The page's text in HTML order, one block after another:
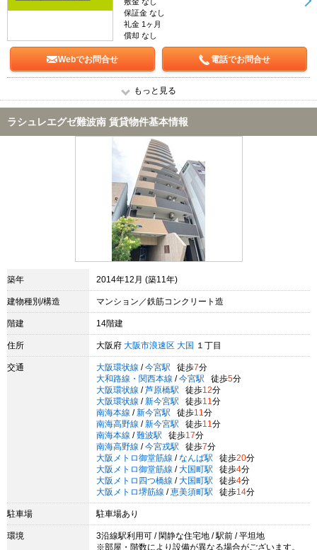
保証金 なし
礼金 1ヶ月
償却 なし
Webでお問合せ 電話でお問合せ
もっと見る
ラシュレエグゼ難波南 賃貸物件基本情報
築年 2014年12月 (築11年)
建物種別/構造 マンション／鉄筋コンクリート造
階建 14階建
住所 大阪府 大阪市浪速区 大国 １丁目
交通 大阪環状線 / 今宮駅 徒歩7分
大和路線・関西本線 / 今宮駅 徒歩5分
大阪環状線 / 芦原橋駅 徒歩12分
大阪環状線 / 新今宮駅 徒歩11 分
南海本線 / 新今宮駅 徒歩11 分
南海高野線 / 新今宮駅 徒歩11 分
南海本線 / 難波駅 徒歩17分
南海高野線 / 今宮戎駅 徒歩7分
大阪メトロ御堂筋線 / なんば駅 徒歩20分
大阪メトロ御堂筋線 / 大国町駅 徒歩4分
大阪メトロ四つ橋線 / 大国町駅 徒歩4分
大阪メトロ堺筋線 / 恵美須町駅 徒歩14分
駐車場 駐車場あり
環境
3沿線駅利用可 / 閑静な住宅地 / 駅前 / 平坦地
※部屋・階数により設備が異なる場合がございます。